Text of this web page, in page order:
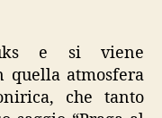
e si viene
quella atmosfera
che tanto